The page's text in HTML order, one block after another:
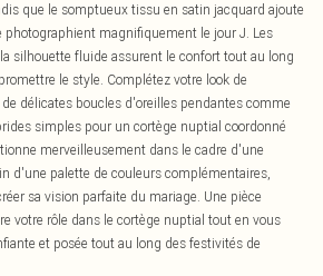
que le somptueux tissu en satin jacquard ajoute
magnifiquement le jour J. Les
silhouette fluide assurent le confort tout au long
le style. Complétez votre look de
délicates boucles d'oreilles pendantes comme
simples pour un cortège nuptial coordonné
merveilleusement dans le cadre d'une
d'une palette de couleurs complémentaires,
sa vision parfaite du mariage. Une pièce
votre rôle dans le cortège nuptial tout en vous
et posée tout au long des festivités de